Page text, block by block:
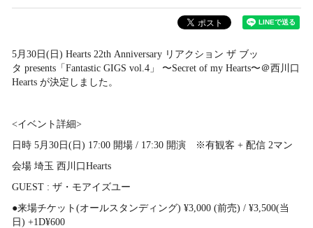
5月30日(日) Hearts 22th Anniversary リアクション ザ ブッ
タ presents「Fantastic GIGS vol.4」 〜Secret of my Hearts〜＠西川口
Hearts が決定しました。
<イベント詳細>
日時 5月30日(日) 17:00 開場 / 17:30 開演 ※有観客 + 配信 2マン
会場 埼玉 西川口Hearts
GUEST : ザ・モアイズユー
●来場チケット(オールスタンディング) ¥3,000 (前売) / ¥3,500(当
日) +1D¥600